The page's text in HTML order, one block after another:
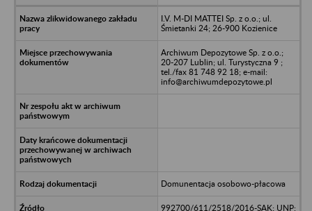
I.V. M-DI MATTEI Sp. z o.o.; ul.
Śmietanki 24; 26-900 Kozienice
Archiwum Depozytowe Sp. z o.o.;
20-207 Lublin; ul. Turystyczna 9 ;
tel./fax 81 748 92 18; e-mail:
info@archiwumdepozytowe.pl
Domunentacja osobowo-płacowa
992700/611/2518/2016-SAK; UNP: